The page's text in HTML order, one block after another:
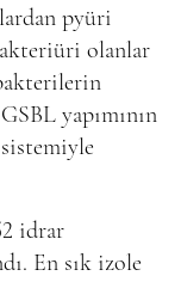
pyüri
olanlar
yapımının
idrar
En sık izole